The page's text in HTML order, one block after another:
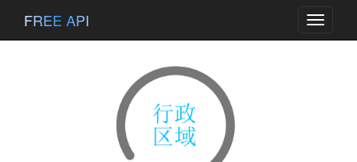
Toggle
FREE API